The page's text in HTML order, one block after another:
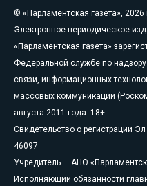
© «Парламентская газета», 2026
Электронное периодическое
«Парламентская газета»
Федеральной службе по
связи, информационных
массовых коммуникаций
августа 2011 года. 18+
Свидетельство о регистрации
46097
Учредитель — АНО
Исполняющий обязанности